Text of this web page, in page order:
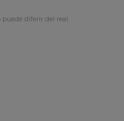
diferir del real.